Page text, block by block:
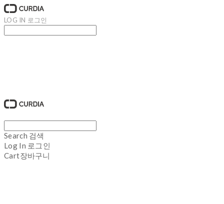
LOG IN 로그인
Search 검색
Log In 로그인
Cart장바구니